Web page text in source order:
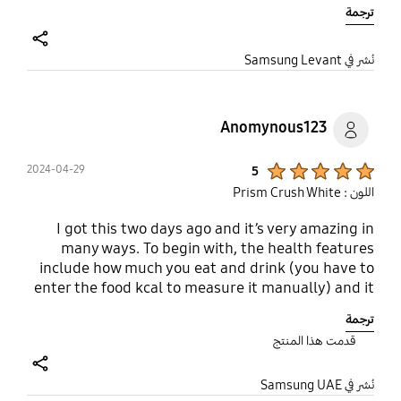
always preferred the squared off Galaxy fitness
ترجمة
نُشر في Samsung Levant
Anomynous123
5
2024-04-29
اللون : Prism Crush White
I got this two days ago and it’s very amazing in
many ways. To begin with, the health features
include how much you eat and drink (you have to
enter the food kcal to measure it manually) and it
And then there’s a calculator which I have to say is
cute on the watch. It also has theatre mode which
watching something. Its 60 hertz refresh rate is
ترجمة
قدمت هذا المنتج
نُشر في Samsung UAE